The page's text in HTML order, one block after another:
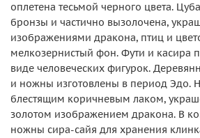
оплетена тесьмой черного цвета.
бронзы и частично вызолочена,
изображениями дракона, птиц и
мелкозернистый фон. Фути и касира
виде человеческих фигурок.
и ножны изготовлены в период Эдо.
блестящим коричневым лаком,
золотом изображением дракона. В
ножны сира-сайя для хранения